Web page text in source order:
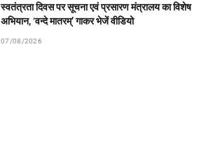
स्वतंत्रता दिवस पर सूचना एवं प्रसारण मंत्रालय का विशेष
अभियान, ‘वन्दे मातरम्’ गाकर भेजें वीडियो
07/08/2026